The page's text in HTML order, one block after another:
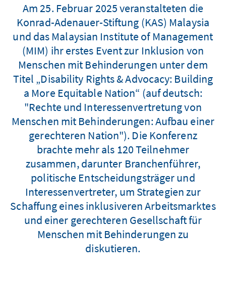
Am 25. Februar 2025 veranstalteten die
Konrad-Adenauer-Stiftung (KAS) Malaysia
und das Malaysian Institute of Management
(MIM) ihr erstes Event zur Inklusion von
Menschen mit Behinderungen unter dem
Titel „Disability Rights & Advocacy: Building
a More Equitable Nation“ (auf deutsch:
"Rechte und Interessenvertretung von
Menschen mit Behinderungen: Aufbau einer
gerechteren Nation"). Die Konferenz
brachte mehr als 120 Teilnehmer
zusammen, darunter Branchenführer,
politische Entscheidungsträger und
Interessenvertreter, um Strategien zur
Schaffung eines inklusiveren Arbeitsmarktes
und einer gerechteren Gesellschaft für
Menschen mit Behinderungen zu
diskutieren.